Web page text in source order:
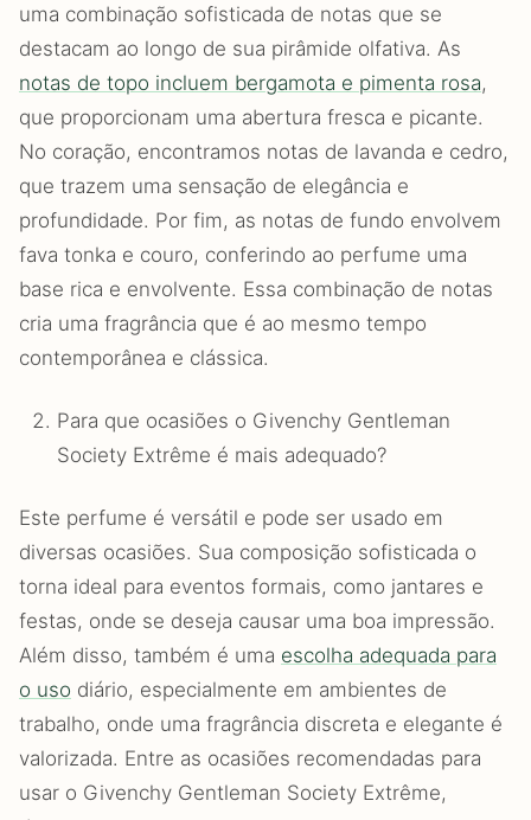
uma combinação sofisticada de notas que se
destacam ao longo de sua pirâmide olfativa. As
notas de topo incluem bergamota e pimenta rosa,
que proporcionam uma abertura fresca e picante.
No coração, encontramos notas de lavanda e cedro,
que trazem uma sensação de elegância e
profundidade. Por fim, as notas de fundo envolvem
fava tonka e couro, conferindo ao perfume uma
base rica e envolvente. Essa combinação de notas
cria uma fragrância que é ao mesmo tempo
contemporânea e clássica.
Para que ocasiões o Givenchy Gentleman
Society Extrême é mais adequado?
Este perfume é versátil e pode ser usado em
diversas ocasiões. Sua composição sofisticada o
torna ideal para eventos formais, como jantares e
festas, onde se deseja causar uma boa impressão.
Além disso, também é uma escolha adequada para
o uso diário, especialmente em ambientes de
trabalho, onde uma fragrância discreta e elegante é
valorizada. Entre as ocasiões recomendadas para
usar o Givenchy Gentleman Society Extrême,